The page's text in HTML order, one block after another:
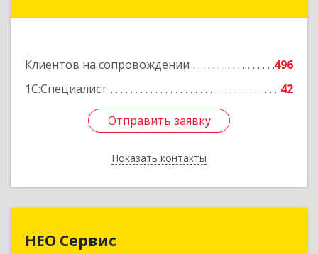
Клиентов на сопровождении
496
1С:Специалист
42
Отправить заявку
Показать контакты
Отправить заявку
Назад
НЕО Сервис